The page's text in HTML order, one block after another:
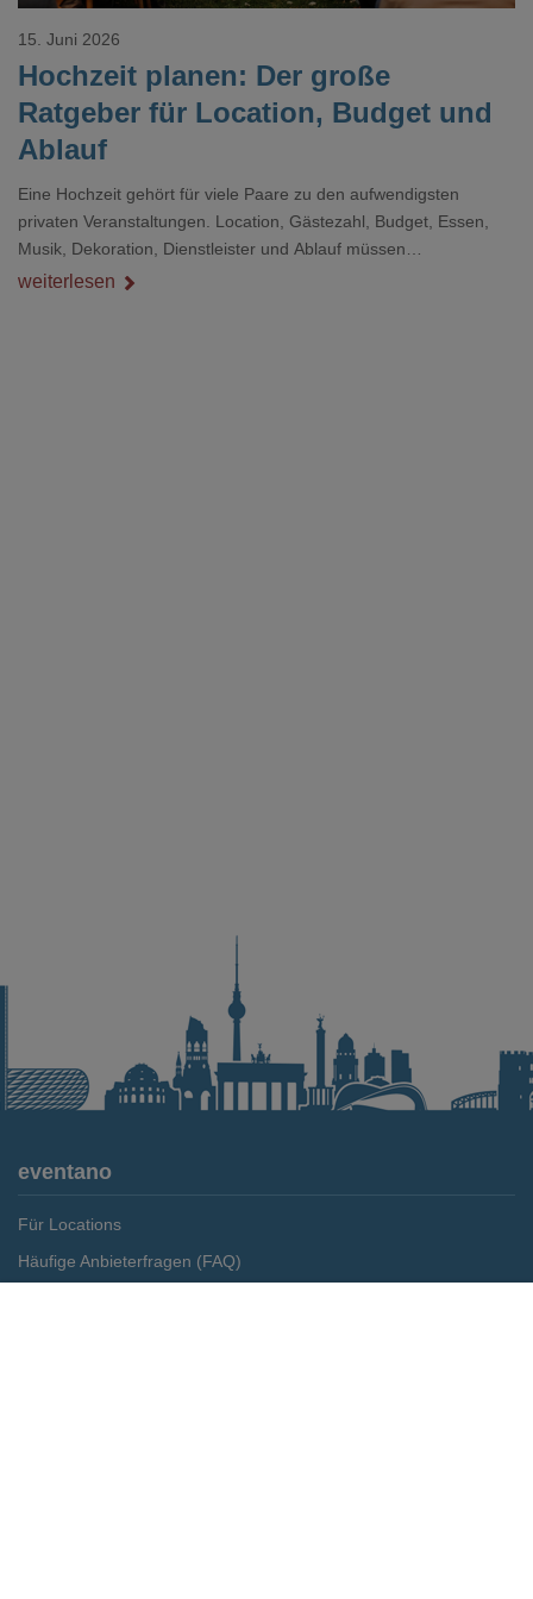
Hochzeit planen: Der große
Ratgeber für Location, Budget und
Ablauf
15. Juni 2026
Eine Hochzeit gehört für viele Paare zu den aufwendigsten
privaten Veranstaltungen. Location, Gästezahl, Budget, Essen,
Musik, Dekoration, Dienstleister und Ablauf müssen
zusammenpassen, damit der Tag gut organisiert ist und trotzdem
weiterlesen
eventano
Für Locations
Häufige Anbieterfragen (FAQ)